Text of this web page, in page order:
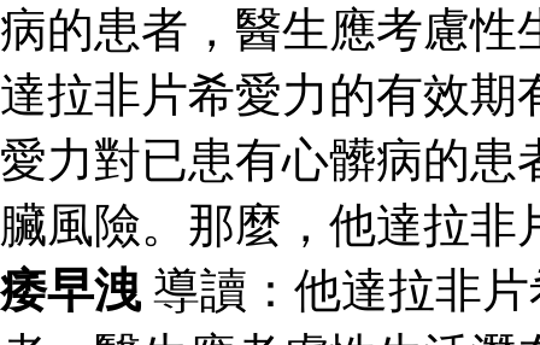
病的患者，醫生應考慮性
達拉非片希愛力的有效期
愛力對已患有心髒病的患
臟風險。那麼，他達拉
痿早洩 導讀：他達拉非